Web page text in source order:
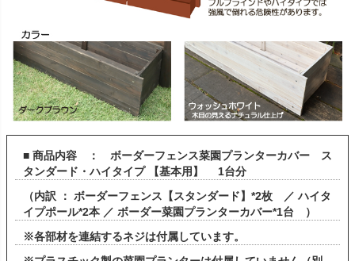
■ 商品内容 ： ボーダーフェンス菜園プランターカバー ス
タンダード・ハイタイプ 【基本用】 1台分
（内訳 ： ボーダーフェンス【スタンダード】*2枚 ／ ハイタ
イプポール*2本 ／ ボーダー菜園プランターカバー*1台 ）
※各部材を連結するネジは付属しています。